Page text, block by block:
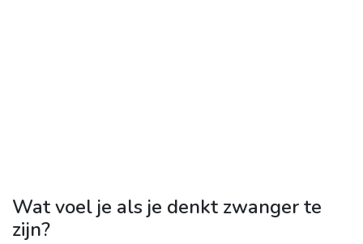
Wat voel je als je denkt zwanger te
zijn?